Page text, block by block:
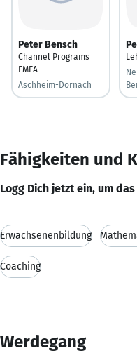
Peter Bensch
Channel Programs
EMEA
Aschheim-Dornach
Fähigkeiten und
Logg Dich jetzt ein, um
Erwachsenenbildung
Coaching
Werdegang